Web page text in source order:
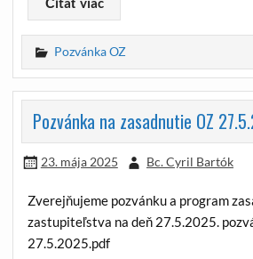
Pozvánka OZ
Pozvánka na zasadnutie OZ
23. mája 2025 Bc. Cyril Bartók
Zverejňujeme pozvánku a program
zastupiteľstva na deň 27.5.2025.
27.5.2025.pdf